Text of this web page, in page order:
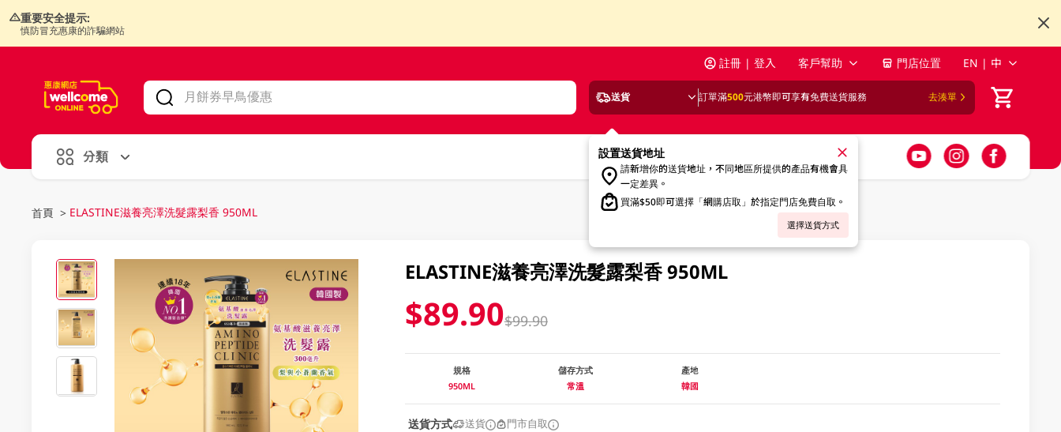
重要安全提示:
慎防冒充惠康的詐騙網站
註冊 | 登入 客戶幫助 門店位置 EN | 中
送貨 訂單滿500元港幣即可享有免費送貨服務 去湊單
設置送貨地址
請新增你的送貨地址，不同地區所提供的產品有機會具
一定差異。
買滿$50即可選擇「網購店取」於指定門店免費自取。
選擇送貨方式
分類
首頁 > ELASTINE滋養亮澤洗髮露梨香 950ML
ELASTINE滋養亮澤洗髮露梨香 950ML
$89.90$99.90
規格
950ML
儲存方式
常溫
產地
韓國
送貨方式 送貨 門市自取